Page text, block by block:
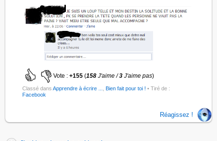
Vote :+155 (158J'aime /3 J'aime pas)
Classé dansApprendre à écrire ... ,Bien fait pour toi ! • Tiré de :
Facebook
Réagissez !